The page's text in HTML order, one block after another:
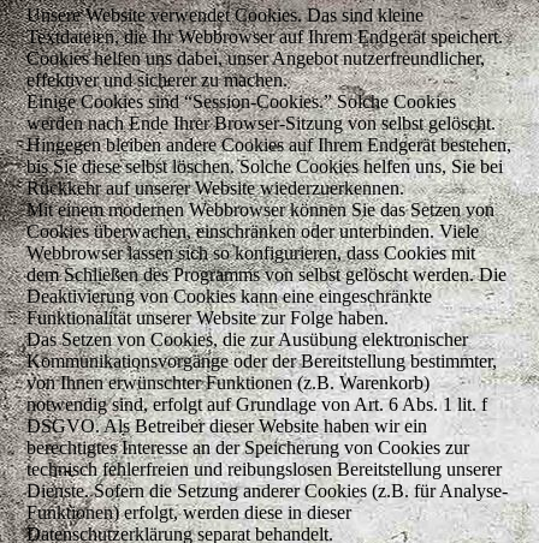
Unsere Website verwendet Cookies. Das sind kleine
Textdateien, die Ihr Webbrowser auf Ihrem Endgerät speichert.
Cookies helfen uns dabei, unser Angebot nutzerfreundlicher,
effektiver und sicherer zu machen.
Einige Cookies sind “Session-Cookies.” Solche Cookies
werden nach Ende Ihrer Browser-Sitzung von selbst gelöscht.
Hingegen bleiben andere Cookies auf Ihrem Endgerät bestehen,
bis Sie diese selbst löschen. Solche Cookies helfen uns, Sie bei
Rückkehr auf unserer Website wiederzuerkennen.
Mit einem modernen Webbrowser können Sie das Setzen von
Cookies überwachen, einschränken oder unterbinden. Viele
Webbrowser lassen sich so konfigurieren, dass Cookies mit
dem Schließen des Programms von selbst gelöscht werden. Die
Deaktivierung von Cookies kann eine eingeschränkte
Funktionalität unserer Website zur Folge haben.
Das Setzen von Cookies, die zur Ausübung elektronischer
Kommunikationsvorgänge oder der Bereitstellung bestimmter,
von Ihnen erwünschter Funktionen (z.B. Warenkorb)
notwendig sind, erfolgt auf Grundlage von Art. 6 Abs. 1 lit. f
DSGVO. Als Betreiber dieser Website haben wir ein
berechtigtes Interesse an der Speicherung von Cookies zur
technisch fehlerfreien und reibungslosen Bereitstellung unserer
Dienste. Sofern die Setzung anderer Cookies (z.B. für Analyse-
Funktionen) erfolgt, werden diese in dieser
Datenschutzerklärung separat behandelt.